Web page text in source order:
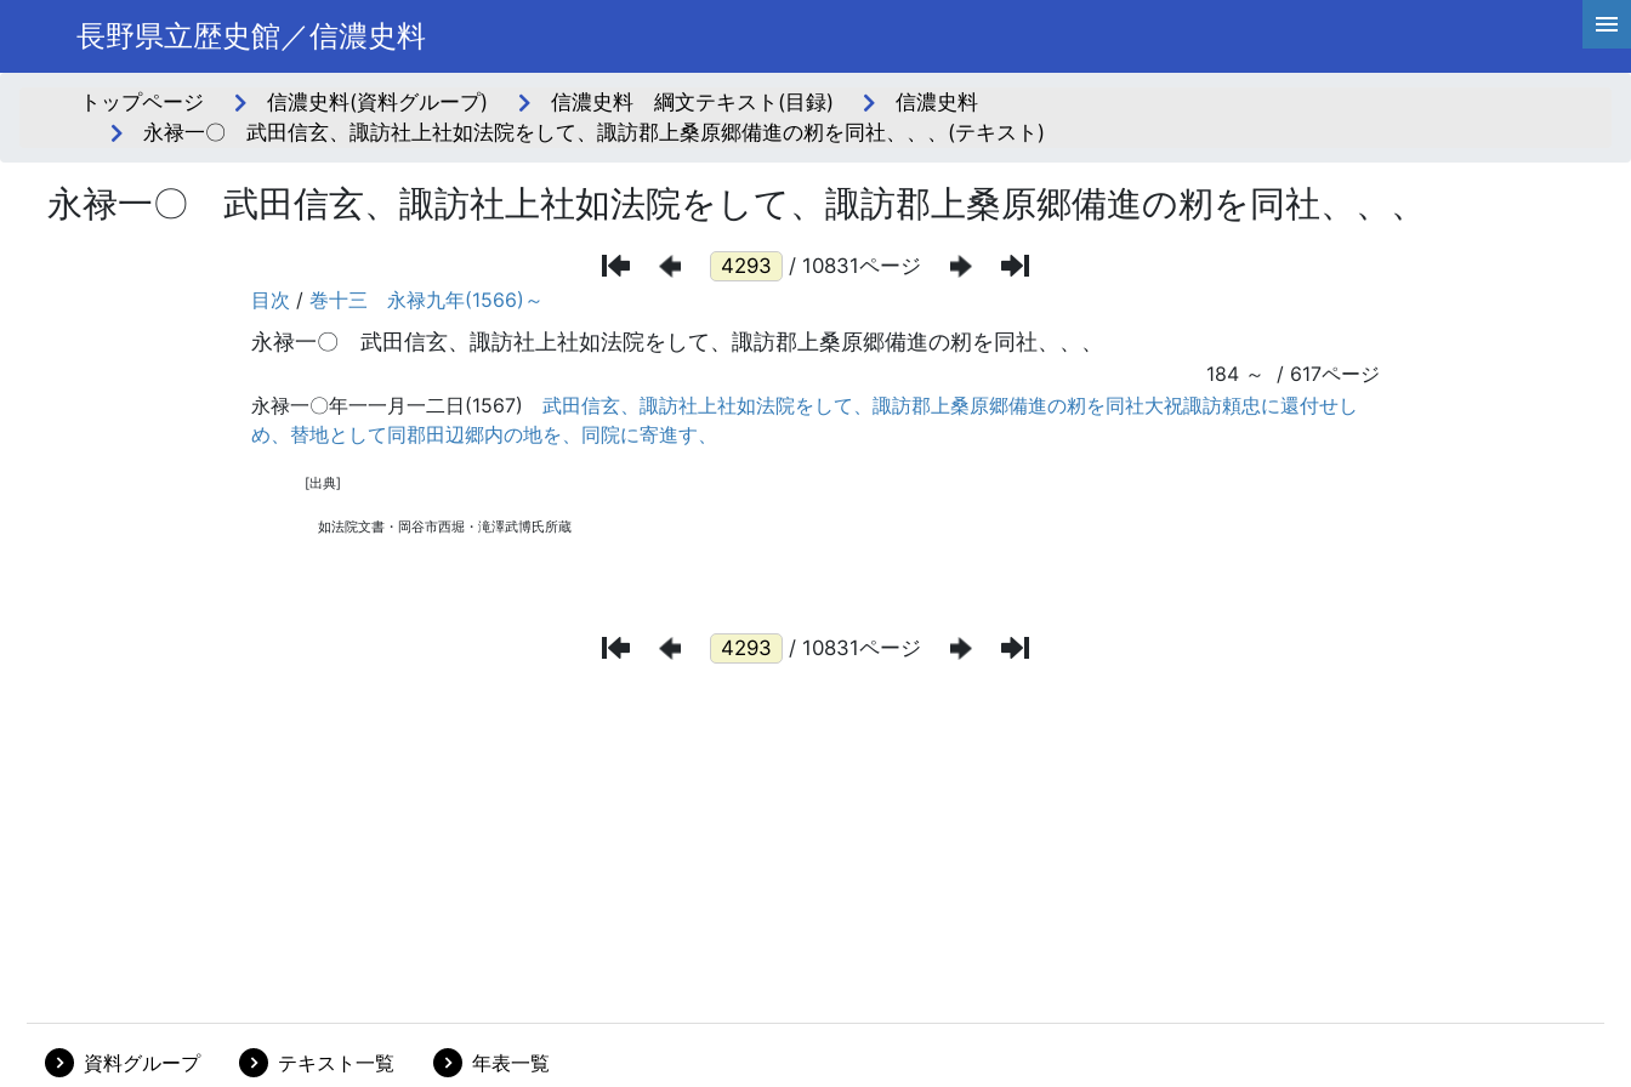
長野県立歴史館／信濃史料
トップページ 信濃史料(資料グループ) 信濃史料 綱文テキスト(目録)
信濃史料
永禄一〇 武田信玄、諏訪社上社如法院をして、諏訪郡上桑原郷備進の籾を同社、、、(テキスト)
永禄一〇 武田信玄、諏訪社上社如法院をして、諏訪郡上桑原郷備進の籾を同社、、、
/ 10831ページ
/ 10831ページ
資料グループ テキスト一覧 年表一覧